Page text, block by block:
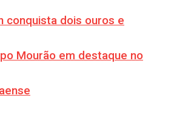
conquista dois ouros e
Mourão em destaque no